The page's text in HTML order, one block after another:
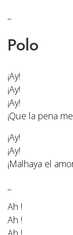
Polo
¡Ay!
¡Ay!
¡Ay!
¡Que la pena
¡Ay!
¡Ay!
¡Malhaya el
Ah !
Ah !